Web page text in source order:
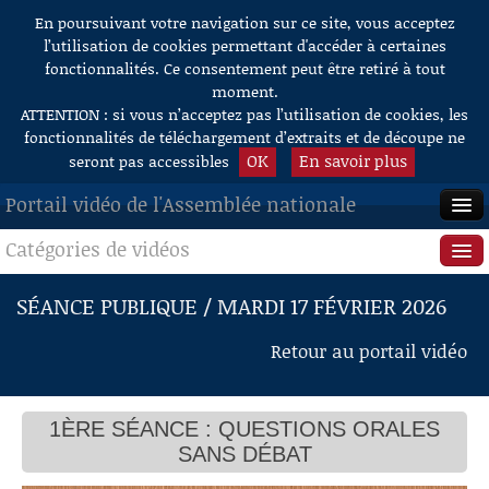
Aller au contenu
En poursuivant votre navigation sur ce site, vous acceptez
l’utilisation de cookies permettant d'accéder à certaines
fonctionnalités. Ce consentement peut être retiré à tout
moment.
ATTENTION : si vous n’acceptez pas l’utilisation de cookies, les
fonctionnalités de téléchargement d’extraits et de découpe ne
seront pas accessibles
OK En savoir plus
Portail vidéo de l'Assemblée nationale
ACCUEIL
EN DIRECT
RECHERCHE
AIDE À LA DÉCOUPE
DE VIDÉOS
Catégories de vidéos
Séance publique
Questions au Gouvernement
Commissions
Présidence
Évènements
SÉANCE PUBLIQUE / MARDI 17 FÉVRIER 2026
Retour au portail vidéo
1ÈRE SÉANCE : QUESTIONS ORALES
SANS DÉBAT
M. Laurent Lhardit
Insécurité à Nice
M. Éric Ciotti
Mme Marie-Pierre Vedrenne, ministre
Suspension
Enseignement dans le Puy-de-Dôme
M. Julien Brugerolles
M. Édouard Geffray, ministre
M. Hadrien Clouet
M. Hadrien Clouet
M. Édouard Geffray, ministre
Mme Catherine Chabaud, ministre
Mont Gerbier de Jonc
M. Hervé Saulignac
Mme Catherine Chabaud, ministre
Programme LIFE